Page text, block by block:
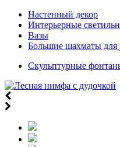
Настенный декор
Интерьерные
Вазы
Большие шахматы для
Скульптурные